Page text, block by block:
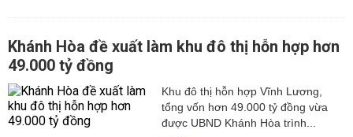
Khánh Hòa đề xuất làm khu đô thị hỗn hợp hơn
49.000 tỷ đồng
Khu đô thị hỗn hợp Vĩnh Lương,
tổng vốn hơn 49.000 tỷ đồng vừa
được UBND Khánh Hòa trình...